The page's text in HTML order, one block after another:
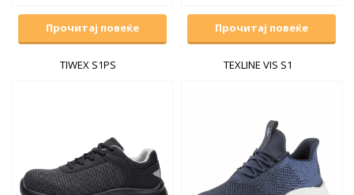
Прочитај повеќе
TIWEX S1PS
Прочитај повеќе
TEXLINE VIS S1